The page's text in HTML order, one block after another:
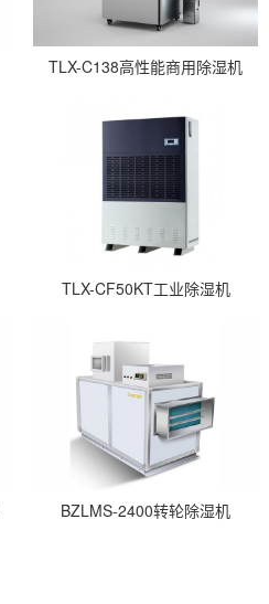
TLX-C138高性能商用除湿机
TLX-CF50KT工业除湿机
BZLMS-2400转轮除湿机